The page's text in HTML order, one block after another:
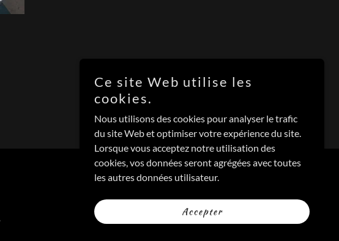
Ce site Web utilise les
cookies.
Nous utilisons des cookies pour analyser le trafic
du site Web et optimiser votre expérience du site.
Lorsque vous acceptez notre utilisation des
cookies, vos données seront agrégées avec toutes
les autres données utilisateur.
Accepter